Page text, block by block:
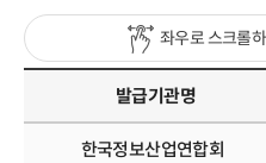
좌우로 스크롤
발급기관명
한국정보산업연합회